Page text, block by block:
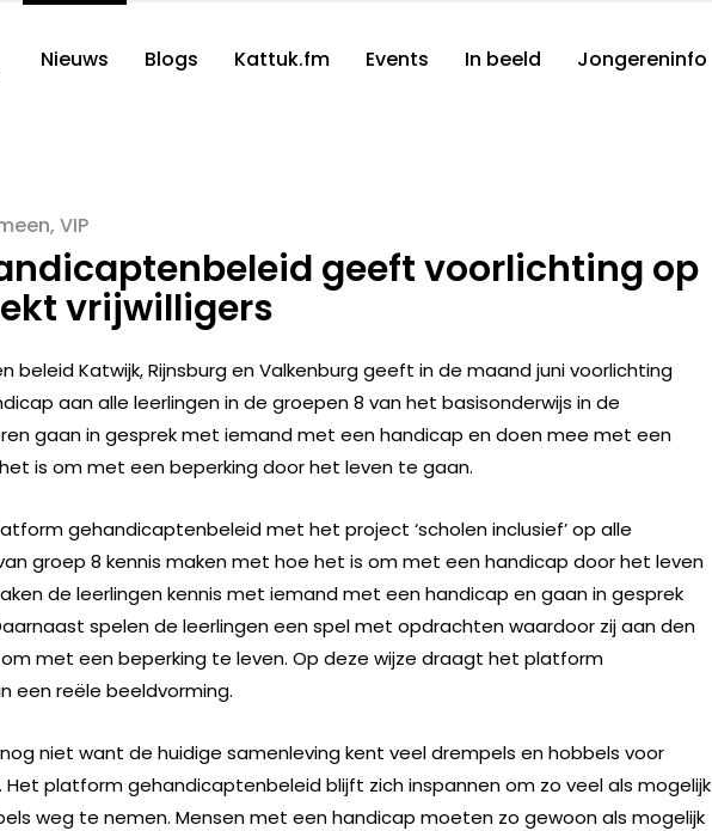
Nieuws Blogs Kattuk.fm Events In beeld Jongereninfo
, VIP
geeft voorlichting op
vrijwilligers
Katwijk, Rijnsburg en Valkenburg geeft in de maand juni voorlichting
aan alle leerlingen in de groepen 8 van het basisonderwijs in de
gaan in gesprek met iemand met een handicap en doen mee met een
is om met een beperking door het leven te gaan.
gehandicaptenbeleid met het project ‘scholen inclusief’ op alle
groep 8 kennis maken met hoe het is om met een handicap door het leven
de leerlingen kennis met iemand met een handicap en gaan in gesprek
spelen de leerlingen een spel met opdrachten waardoor zij aan den
met een beperking te leven. Op deze wijze draagt het platform
een reële beeldvorming.
niet want de huidige samenleving kent veel drempels en hobbels voor
platform gehandicaptenbeleid blijft zich inspannen om zo veel als mogelijk
weg te nemen. Mensen met een handicap moeten zo gewoon als mogelijk